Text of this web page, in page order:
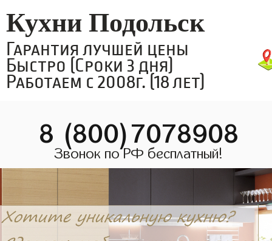
Кухни Подольск
Гарантия лучшей цены
Быстро (Сроки 3 дня)
Работаем с 2008г. (18 лет)
8 (800)7078908
Звонок по РФ бесплатный!